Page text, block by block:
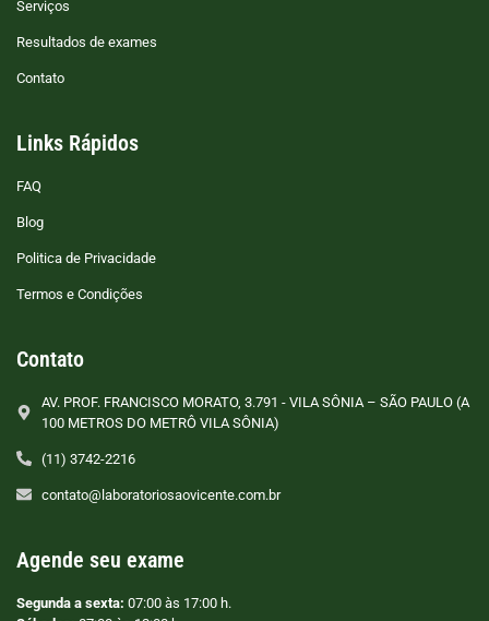
Serviços
Resultados de exames
Contato
Links Rápidos
FAQ
Blog
Politica de Privacidade
Termos e Condições
Contato
AV. PROF. FRANCISCO MORATO, 3.791 - VILA SÔNIA – SÃO PAULO (A
100 METROS DO METRÔ VILA SÔNIA)
(11) 3742-2216
contato@laboratoriosaovicente.com.br
Agende seu exame
Segunda a sexta: 07:00 às 17:00 h.